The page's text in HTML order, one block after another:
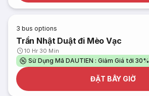
3 bus options
Trần Nhật Duật đi Mèo Vạc
10 Hr 30 Min
Sử Dụng Mã DAUTIEN : Giảm Giá tới 30%
ĐẶT BÂY GIỜ